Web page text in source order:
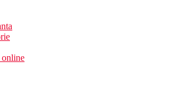
camerelor standard
camerelor standard
online